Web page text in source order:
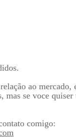
ao mercado,
mas se voce
comigo: